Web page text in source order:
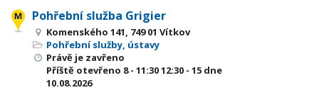
Pohřební služba Grigier
Komenského 141, 749 01 Vítkov
Pohřební služby, ústavy
Právě je zavřeno
Příště otevřeno 8 - 11:3012:30 - 15 dne
10.08.2026